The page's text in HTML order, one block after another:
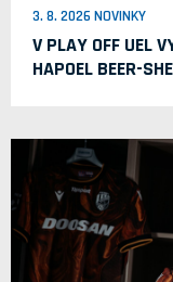
3. 8. 2026 NOVINKY
V PLAY OFF UEL
HAPOEL BEER-